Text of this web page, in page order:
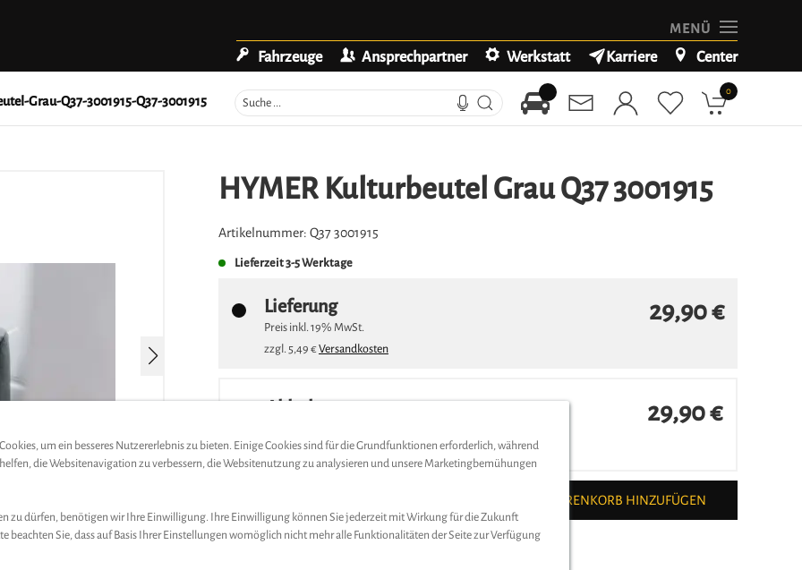
Fahrzeuge Ansprechpartner Werkstatt Karriere Center
MENÜ
Grau-Q37-3001915-Q37-3001915
0
HYMER Kulturbeutel Grau Q37 3001915
Artikelnummer: Q37 3001915
Lieferzeit3-5 Werktage
Lieferung
Preis inkl.19% MwSt.
zzgl. 5,49 €Versandkosten
29,90 €
Abholung
Abholbar an diesen Standorten
29,90 €
ZUM WARENKORB HINZUFÜGEN
um ein besseres Nutzererlebnis zu bieten. Einige Cookies sind für die Grundfunktionen erforderlich, während
die Websitenavigation zu verbessern, die Websitenutzung zu analysieren und unsere Marketingbemühungen
zu dürfen, benötigen wir Ihre Einwilligung. Ihre Einwilligung können Sie jederzeit mit Wirkung für die Zukunft
beachten Sie, dass auf Basis Ihrer Einstellungen womöglich nicht mehr alle Funktionalitäten der Seite zur Verfügung